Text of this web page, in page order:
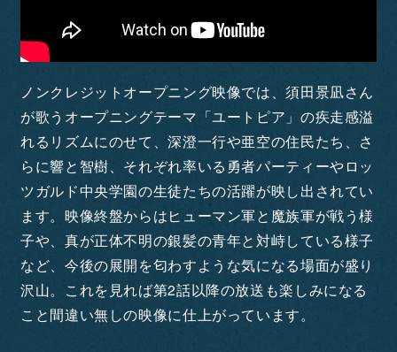
ノンクレジットオープニング映像では、須田景凪さん
が歌うオープニングテーマ「ユートピア」の疾走感溢
れるリズムにのせて、深澄一行や亜空の住民たち、さ
らに響と智樹、それぞれ率いる勇者パーティーやロッ
ツガルド中央学園の生徒たちの活躍が映し出されてい
ます。映像終盤からはヒューマン軍と魔族軍が戦う様
子や、真が正体不明の銀髪の青年と対峙している様子
など、今後の展開を匂わすような気になる場面が盛り
沢山。これを見れば第2話以降の放送も楽しみになる
こと間違い無しの映像に仕上がっています。